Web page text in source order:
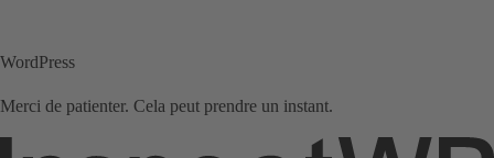
WordPress
Merci de patienter. Cela peut prendre un instant.